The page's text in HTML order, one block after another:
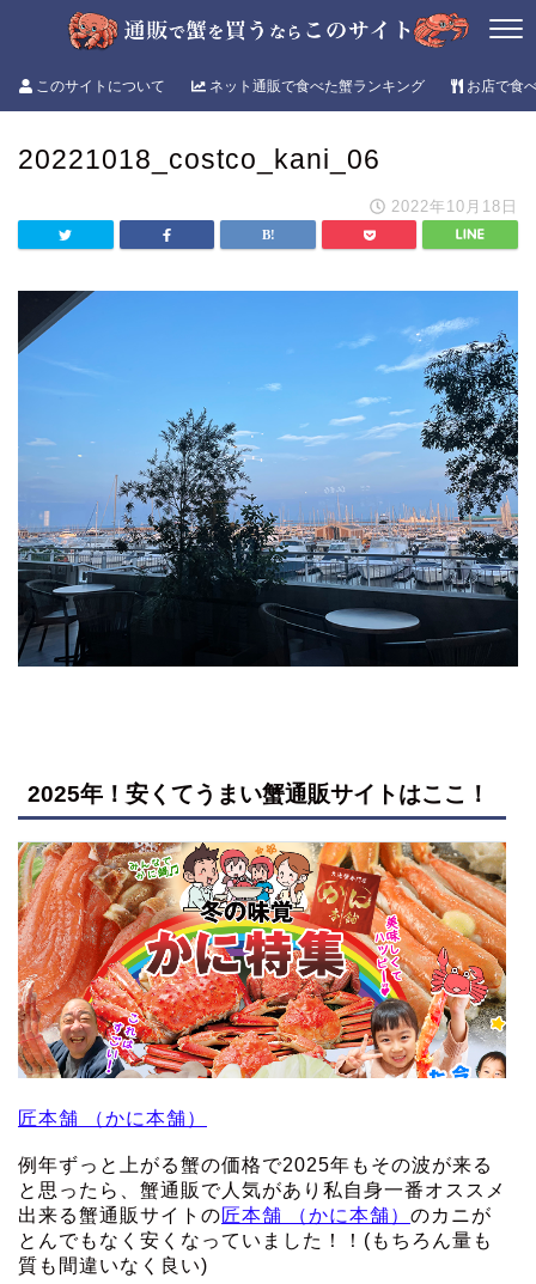
このサイトについて ネット通販で食べた蟹ランキング お店で食
20221018_costco_kani_06
2022年10月18日
2025年！安くてうまい蟹通販サイトはここ！
匠本舗 （かに本舗）
例年ずっと上がる蟹の価格で2025年もその波が来る
と思ったら、蟹通販で人気があり私自身一番オススメ
出来る蟹通販サイトの匠本舗 （かに本舗） のカニが
とんでもなく安くなっていました！！(もちろん量も
質も間違いなく良い)